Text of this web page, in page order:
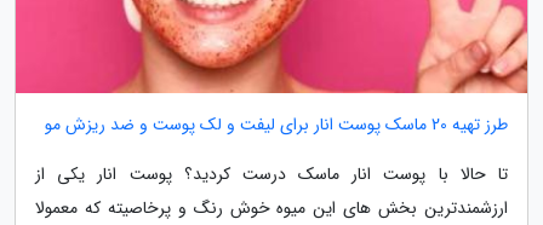
طرز تهیه 20 ماسک پوست انار برای لیفت و لک پوست و ضد ریزش مو
تا حالا با پوست انار ماسک درست کردید؟ پوست انار یکی از
ارزشمندترین بخش های این میوه خوش رنگ و پرخاصیته که معمولا